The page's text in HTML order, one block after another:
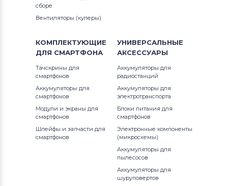
Вентиляторы (кулеры)
Все бренды
Вентиляторы (кулеры)Samsung
Вентиляторы (кулеры)Fujitsu
Вентиляторы (кулеры)Clevo
Вентиляторы (кулеры)Sony
сборе
Вентиляторы (кулеры)
КОМПЛЕКТУЮЩИЕ
ДЛЯ СМАРТФОНА
Тачскрины для
смартфонов
Аккумуляторы для
смартфонов
Модули и экраны для
смартфонов
Шлейфы и запчасти для
смартфонов
УНИВЕРСАЛЬНЫЕ
АКСЕССУАРЫ
Аккумуляторы для
радиостанций
Аккумуляторы для
электротранспорта
Блоки питания для
смартфонов
Электронные компоненты
(микросхемы)
Аккумуляторы для
пылесосов
Аккумуляторы для
шуруповертов